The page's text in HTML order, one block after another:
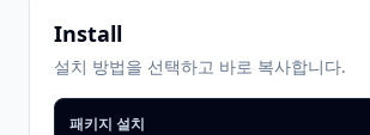
Install
설치 방법을 선택하고 바로 복사합니다.
패키지 설치